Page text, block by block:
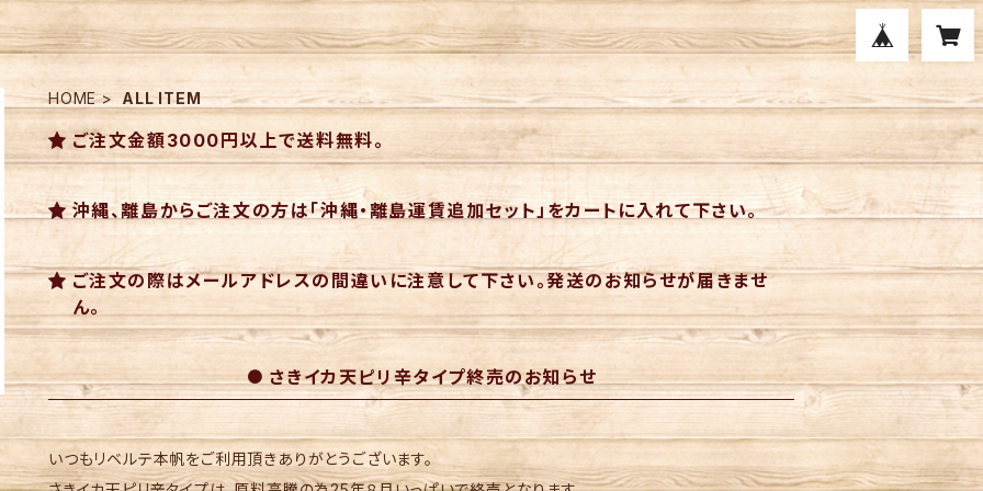
HOME ALL ITEM
ご注文金額3000円以上で送料無料。
沖縄、離島からご注文の方は「沖縄・離島運賃追加セット」をカートに入れて下さい。
ご注文の際はメールアドレスの間違いに注意して下さい。発送のお知らせが届きませ
ん。
さきイカ天ピリ辛タイプ終売のお知らせ
いつもリベルテ本帆をご利用頂きありがとうございます。